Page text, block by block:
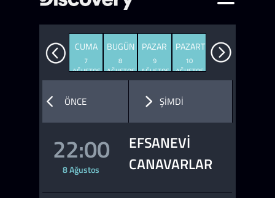
CUMA
7
AĞUSTOS
BUGÜN
8
AĞUSTOS
PAZAR
9
AĞUSTOS
PAZARTESI
10
AĞUSTOS
14
AĞUSTOS
ÖNCE ŞİMDİ
22:00
8 Ağustos
EFSANEVI
CANAVARLAR